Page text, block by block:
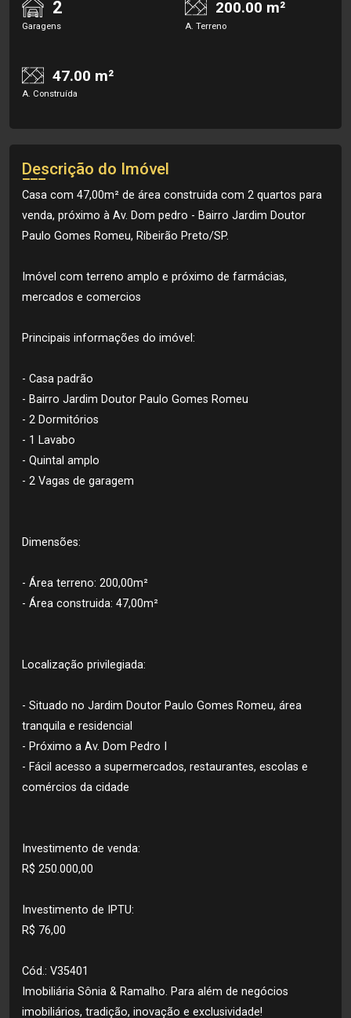
2
Garagens
200.00 m²
A. Terreno
47.00 m²
A. Construída
Descrição do Imóvel
Casa com 47,00m² de área construida com 2 quartos para
venda, próximo à Av. Dom pedro - Bairro Jardim Doutor
Paulo Gomes Romeu, Ribeirão Preto/SP.
Imóvel com terreno amplo e próximo de farmácias,
mercados e comercios
Principais informações do imóvel:
- Casa padrão
- Bairro Jardim Doutor Paulo Gomes Romeu
- 2 Dormitórios
- 1 Lavabo
- Quintal amplo
- 2 Vagas de garagem
Dimensões:
- Área terreno: 200,00m²
- Área construida: 47,00m²
Localização privilegiada:
- Situado no Jardim Doutor Paulo Gomes Romeu, área
tranquila e residencial
- Próximo a Av. Dom Pedro I
- Fácil acesso a supermercados, restaurantes, escolas e
comércios da cidade
Investimento de venda:
R$ 250.000,00
Investimento de IPTU:
R$ 76,00
Cód.: V35401
Imobiliária Sônia & Ramalho. Para além de negócios
imobiliários, tradição, inovação e exclusividade!